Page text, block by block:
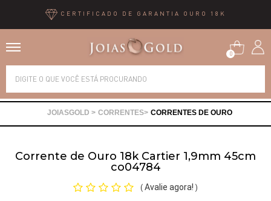
CERTIFICADO DE GARANTIA OURO 18K
0
CORRENTES CORRENTES DE OURO
Corrente de Ouro 18k Cartier 1,9mm 45cm
co04784
( Avalie agora! )
Alianças
Brincos